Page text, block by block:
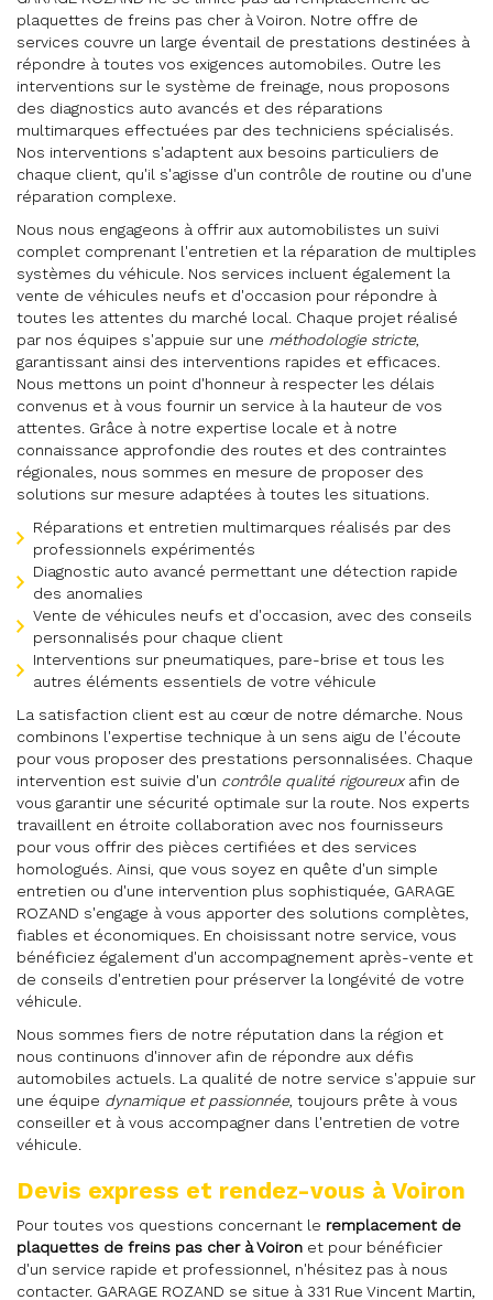
plaquettes de freins pas cher à Voiron. Notre offre de
services couvre un large éventail de prestations destinées à
répondre à toutes vos exigences automobiles. Outre les
interventions sur le système de freinage, nous proposons
des diagnostics auto avancés et des réparations
multimarques effectuées par des techniciens spécialisés.
Nos interventions s'adaptent aux besoins particuliers de
chaque client, qu'il s'agisse d'un contrôle de routine ou d'une
réparation complexe.
Nous nous engageons à offrir aux automobilistes un suivi
complet comprenant l'entretien et la réparation de multiples
systèmes du véhicule. Nos services incluent également la
vente de véhicules neufs et d'occasion pour répondre à
toutes les attentes du marché local. Chaque projet réalisé
par nos équipes s'appuie sur une méthodologie stricte,
garantissant ainsi des interventions rapides et efficaces.
Nous mettons un point d'honneur à respecter les délais
convenus et à vous fournir un service à la hauteur de vos
attentes. Grâce à notre expertise locale et à notre
connaissance approfondie des routes et des contraintes
régionales, nous sommes en mesure de proposer des
solutions sur mesure adaptées à toutes les situations.
Réparations et entretien multimarques réalisés par des
professionnels expérimentés
Diagnostic auto avancé permettant une détection rapide
des anomalies
Vente de véhicules neufs et d'occasion, avec des conseils
personnalisés pour chaque client
Interventions sur pneumatiques, pare-brise et tous les
autres éléments essentiels de votre véhicule
La satisfaction client est au cœur de notre démarche. Nous
combinons l'expertise technique à un sens aigu de l'écoute
pour vous proposer des prestations personnalisées. Chaque
intervention est suivie d'un contrôle qualité rigoureuxafin de
vous garantir une sécurité optimale sur la route. Nos experts
travaillent en étroite collaboration avec nos fournisseurs
pour vous offrir des pièces certifiées et des services
homologués. Ainsi, que vous soyez en quête d'un simple
entretien ou d'une intervention plus sophistiquée, GARAGE
ROZAND s'engage à vous apporter des solutions complètes,
fiables et économiques. En choisissant notre service, vous
bénéficiez également d'un accompagnement après-vente et
de conseils d'entretien pour préserver la longévité de votre
véhicule.
Nous sommes fiers de notre réputation dans la région et
nous continuons d'innover afin de répondre aux défis
automobiles actuels. La qualité de notre service s'appuie sur
une équipe dynamique et passionnée, toujours prête à vous
conseiller et à vous accompagner dans l'entretien de votre
véhicule.
Devis express et rendez-vous à Voiron
Pour toutes vos questions concernant le remplacement de
plaquettes de freins pas cher à Voiron et pour bénéficier
d'un service rapide et professionnel, n'hésitez pas à nous
contacter. GARAGE ROZAND se situe à 331 Rue Vincent Martin,